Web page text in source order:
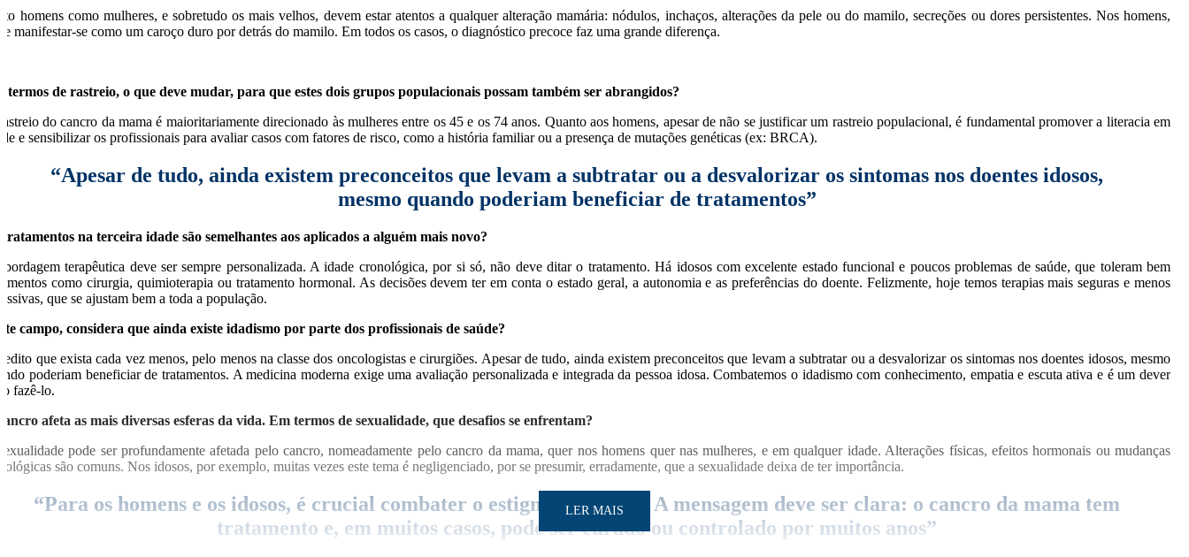
homens como mulheres, e sobretudo os mais velhos, devem estar atentos a qualquer alteração mamária: nódulos, inchaços, alterações da pele ou do mamilo, secreções ou dores persistentes. Nos homens,
manifestar-se como um caroço duro por detrás do mamilo. Em todos os casos, o diagnóstico precoce faz uma grande diferença.
termos de rastreio, o que deve mudar, para que estes dois grupos populacionais possam também ser abrangidos?
do cancro da mama é maioritariamente direcionado às mulheres entre os 45 e os 74 anos. Quanto aos homens, apesar de não se justificar um rastreio populacional, é fundamental promover a literacia em
e sensibilizar os profissionais para avaliar casos com fatores de risco, como a história familiar ou a presença de mutações genéticas (ex: BRCA).
“Apesar de tudo, ainda existem preconceitos que levam a subtratar ou a desvalorizar os sintomas nos doentes idosos,
mesmo quando poderiam beneficiar de tratamentos”
tratamentos na terceira idade são semelhantes aos aplicados a alguém mais novo?
terapêutica deve ser sempre personalizada. A idade cronológica, por si só, não deve ditar o tratamento. Há idosos com excelente estado funcional e poucos problemas de saúde, que toleram bem
como cirurgia, quimioterapia ou tratamento hormonal. As decisões devem ter em conta o estado geral, a autonomia e as preferências do doente. Felizmente, hoje temos terapias mais seguras e menos
que se ajustam bem a toda a população.
campo, considera que ainda existe idadismo por parte dos profissionais de saúde?
que exista cada vez menos, pelo menos na classe dos oncologistas e cirurgiões. Apesar de tudo, ainda existem preconceitos que levam a subtratar ou a desvalorizar os sintomas nos doentes idosos, mesmo
poderiam beneficiar de tratamentos. A medicina moderna exige uma avaliação personalizada e integrada da pessoa idosa. Combatemos o idadismo com conhecimento, empatia e escuta ativa e é um dever
fazê-lo.
afeta as mais diversas esferas da vida. Em termos de sexualidade, que desafios se enfrentam?
pode ser profundamente afetada pelo cancro, nomeadamente pelo cancro da mama, quer nos homens quer nas mulheres, e em qualquer idade. Alterações físicas, efeitos hormonais ou mudanças
são comuns. Nos idosos, por exemplo, muitas vezes este tema é negligenciado, por se presumir, erradamente, que a sexualidade deixa de ter importância.
“Para os homens e os idosos, é crucial combater o estigma e o medo. A mensagem deve ser clara: o cancro da mama tem
tratamento e, em muitos casos, pode ser curado ou controlado por muitos anos”
LER MAIS